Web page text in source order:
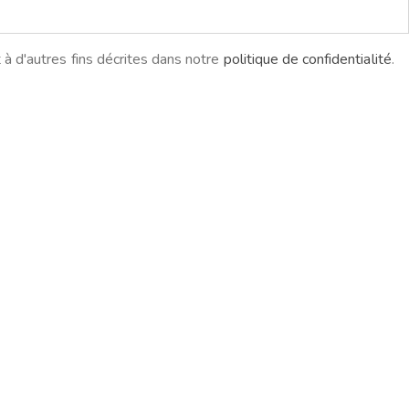
d'autres fins décrites dans notre politique de confidentialité.